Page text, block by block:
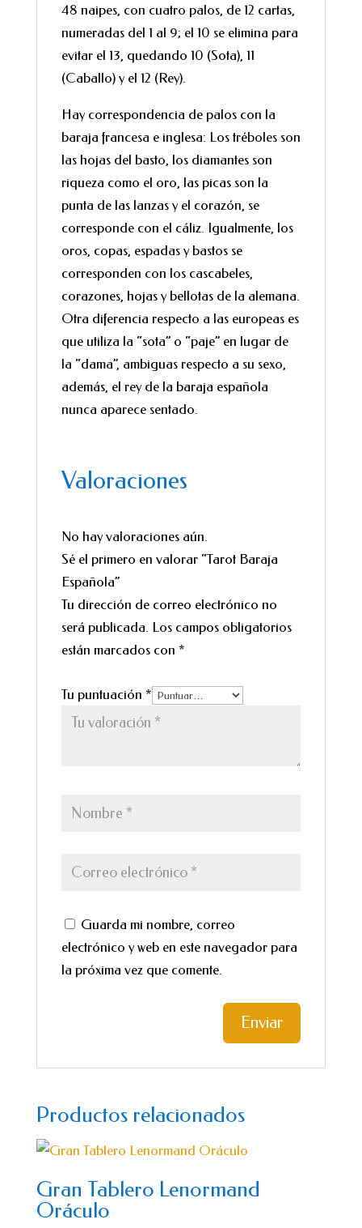
48 naipes, con cuatro palos, de 12 cartas,
numeradas del 1 al 9; el 10 se elimina para
evitar el 13, quedando 10 (Sota), 11
(Caballo) y el 12 (Rey).
Hay correspondencia de palos con la
baraja francesa e inglesa: Los tréboles son
las hojas del basto, los diamantes son
riqueza como el oro, las picas son la
punta de las lanzas y el corazón, se
corresponde con el cáliz. Igualmente, los
oros, copas, espadas y bastos se
corresponden con los cascabeles,
corazones, hojas y bellotas de la alemana.
Otra diferencia respecto a las europeas es
que utiliza la “sota” o “paje” en lugar de
la “dama”, ambiguas respecto a su sexo,
además, el rey de la baraja española
nunca aparece sentado.
Valoraciones
No hay valoraciones aún.
Sé el primero en valorar “Tarot Baraja
Española”
Tu dirección de correo electrónico no
será publicada. Los campos obligatorios
están marcados con *
Tu puntuación *
Guarda mi nombre, correo
electrónico y web en este navegador para
la próxima vez que comente.
Productos relacionados
Gran Tablero Lenormand
Oráculo